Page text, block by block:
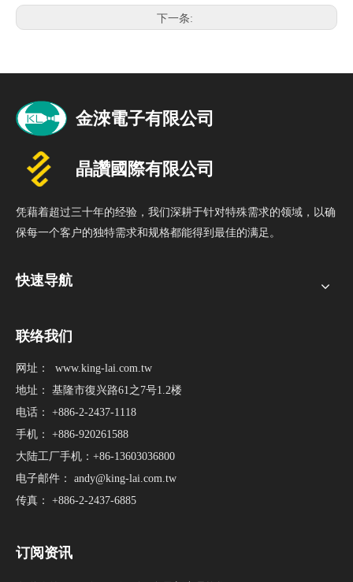
下一条:
凭藉着超过三十年的经验，我们深耕于针对特殊需求的领域，以确
保每一个客户的独特需求和规格都能得到最佳的满足。
快速导航
联络我们
网址： www.king-lai.com.tw
地址： 基隆市復兴路61之7号1.2楼
电话： +886-2-2437-1118
手机： +886-920261588
大陆工厂手机：+86-13603036800
电子邮件： andy@king-lai.com.tw
传真： +886-2-2437-6885
订阅资讯